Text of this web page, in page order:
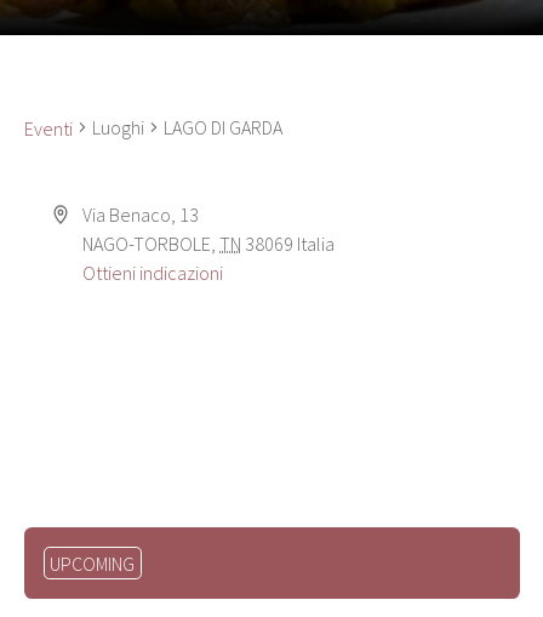
Eventi Luoghi LAGO DI GARDA
Via Benaco, 13
NAGO-TORBOLE TN 38069 Italia
Ottieni indicazioni
UPCOMING Seleziona